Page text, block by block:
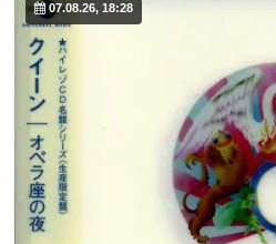
07.08.26, 18:28